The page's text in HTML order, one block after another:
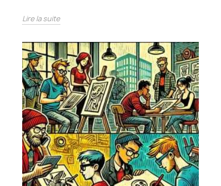
Lire la suite